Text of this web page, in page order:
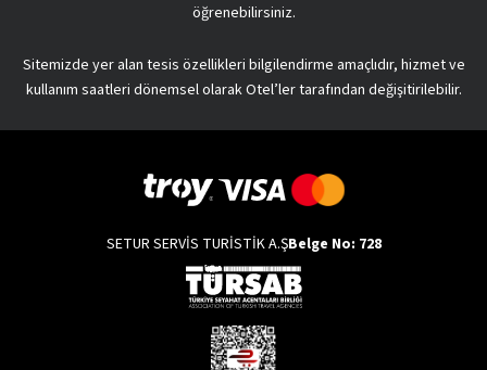
öğrenebilirsiniz.
Sitemizde yer alan tesis özellikleri bilgilendirme amaçlıdır, hizmet ve
kullanım saatleri dönemsel olarak Otel’ler tarafından değişitirilebilir.
SETUR SERVİS TURİSTİK A.ŞBelge No: 728